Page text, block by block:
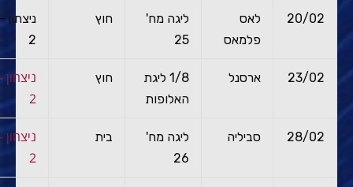
20/02
לאס
פלמאס
ליגה מח'
25
חוץ
2
23/02 ארסנל
1/8 ליגת
האלופות
חוץ
2
28/02 סביליה
ליגה מח'
26
בית
2